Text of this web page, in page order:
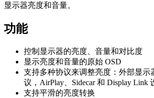
显示器亮度和音量。
功能
控制显示器的亮度、音量和对比度
显示亮度和音量的原始 OSD
支持多种协议来调整亮度：外部显示
议，AirPlay、Sidecar 和 Display Link
支持平滑的亮度转换